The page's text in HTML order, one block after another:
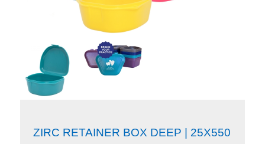
ZIRC RETAINER BOX DEEP | 25X550